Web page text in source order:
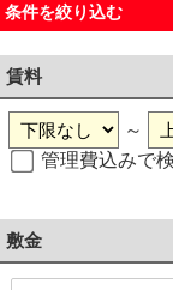
条件を絞り込む
賃料
～
管理費込みで
敷金